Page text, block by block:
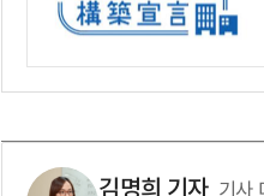
김명희 기자 기사